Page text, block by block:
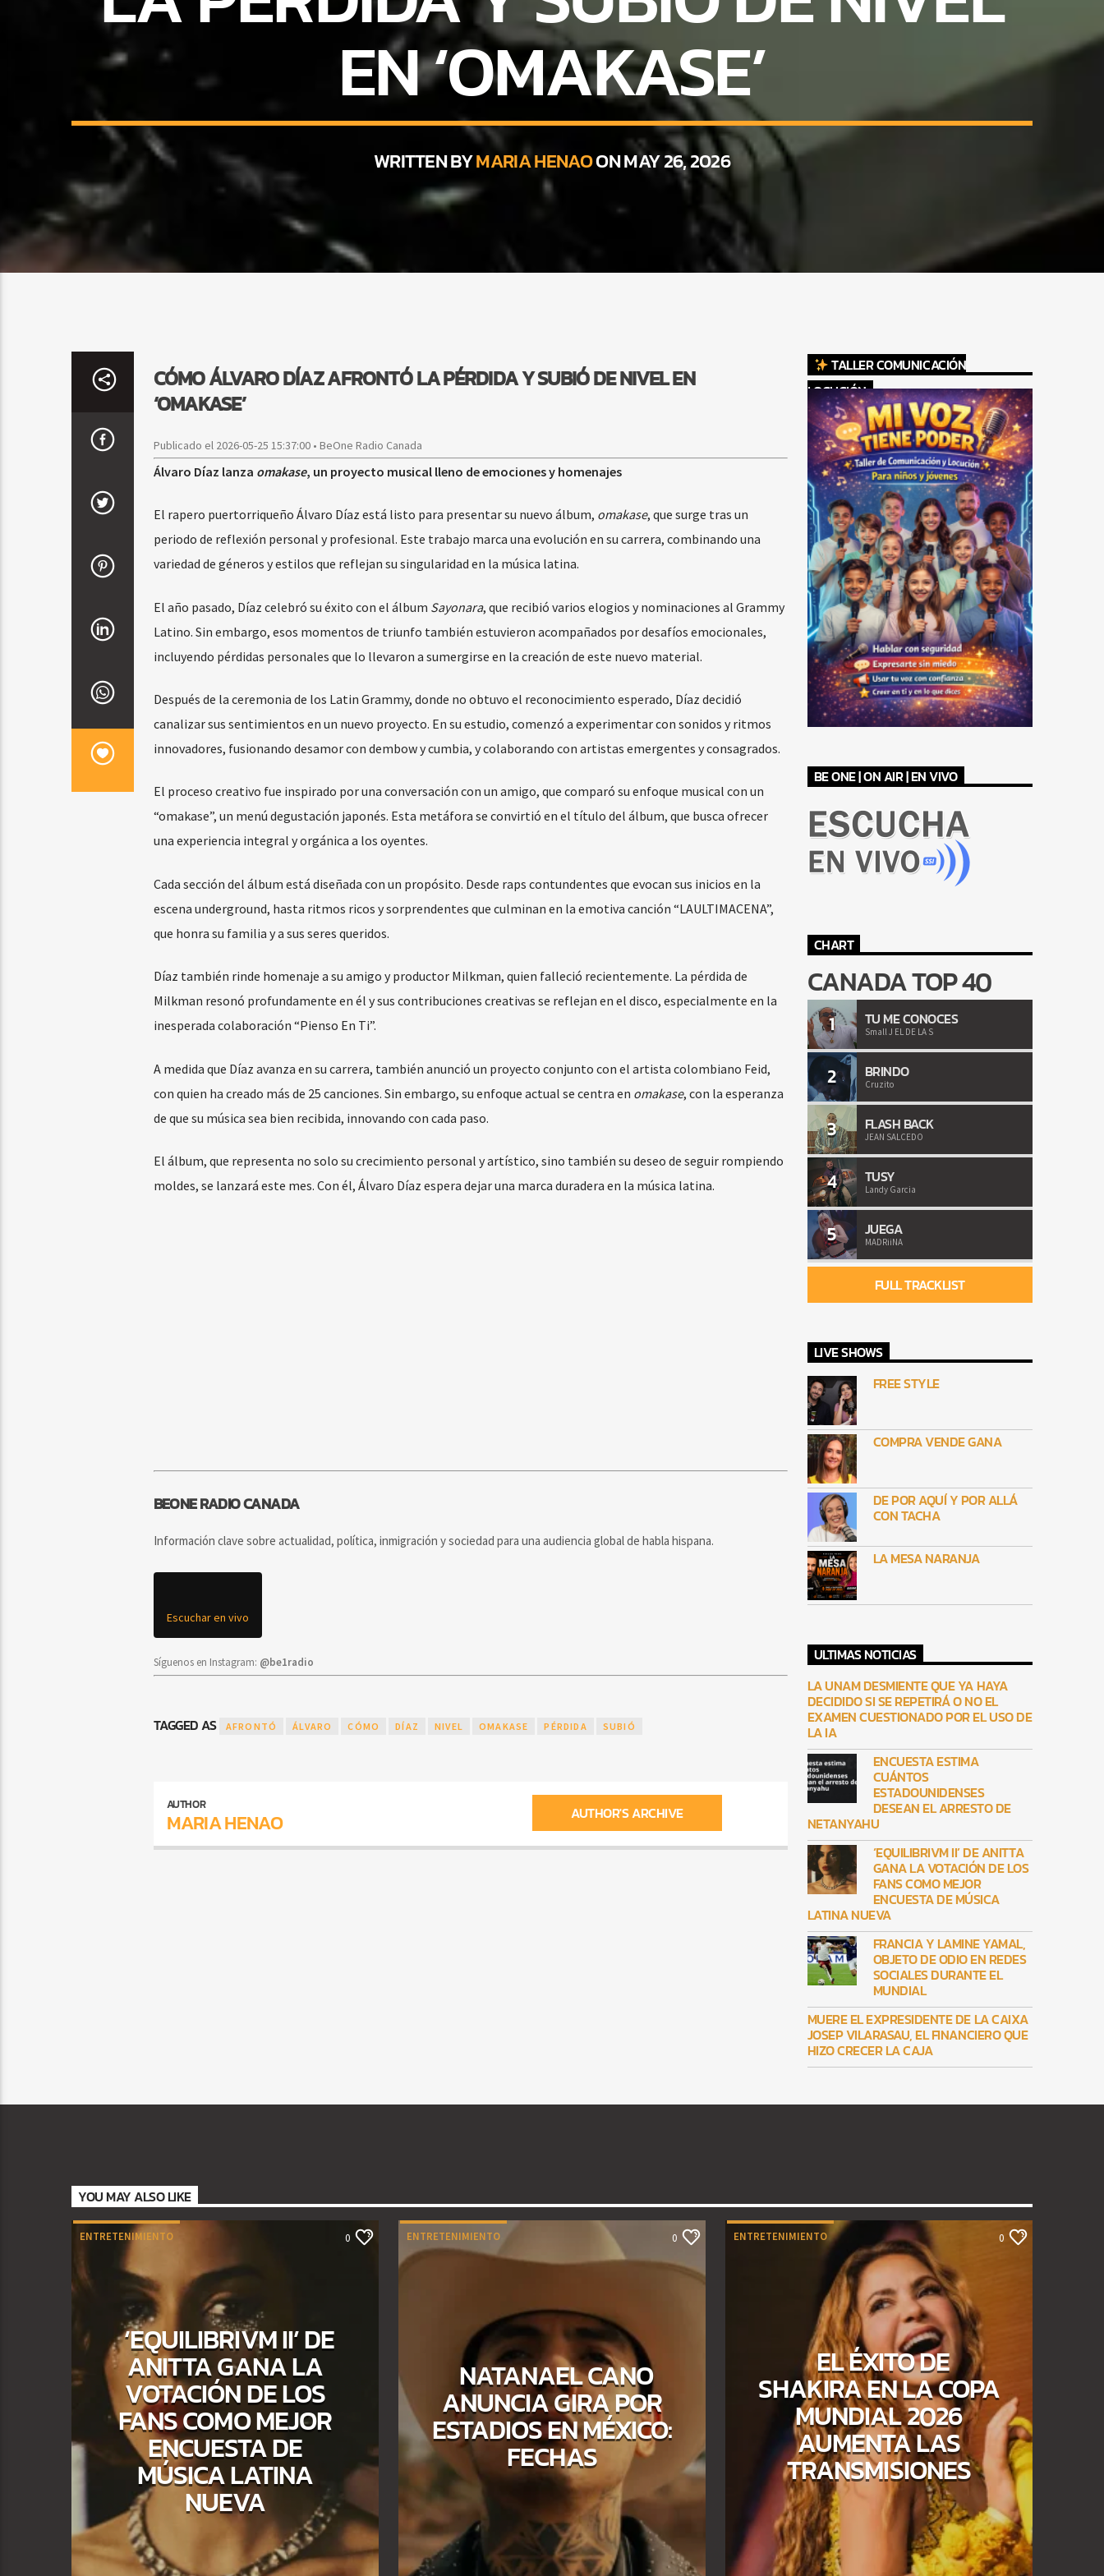
EN ‘OMAKASE’
WRITTEN BYMARIA HENAOON MAY 26, 2026
CÓMO ÁLVARO DÍAZ AFRONTÓ LA PÉRDIDA Y SUBIÓ DE NIVEL EN
‘OMAKASE’
Publicado el 2026-05-25 15:37:00 • BeOne Radio Canada
Álvaro Díaz lanza omakase, un proyecto musical lleno de emociones y homenajes
El rapero puertorriqueño Álvaro Díaz está listo para presentar su nuevo álbum, omakase, que surge tras un
periodo de reflexión personal y profesional. Este trabajo marca una evolución en su carrera, combinando una
variedad de géneros y estilos que reflejan su singularidad en la música latina.
El año pasado, Díaz celebró su éxito con el álbum Sayonara, que recibió varios elogios y nominaciones al Grammy
Latino. Sin embargo, esos momentos de triunfo también estuvieron acompañados por desafíos emocionales,
incluyendo pérdidas personales que lo llevaron a sumergirse en la creación de este nuevo material.
Después de la ceremonia de los Latin Grammy, donde no obtuvo el reconocimiento esperado, Díaz decidió
canalizar sus sentimientos en un nuevo proyecto. En su estudio, comenzó a experimentar con sonidos y ritmos
innovadores, fusionando desamor con dembow y cumbia, y colaborando con artistas emergentes y consagrados.
El proceso creativo fue inspirado por una conversación con un amigo, que comparó su enfoque musical con un
“omakase”, un menú degustación japonés. Esta metáfora se convirtió en el título del álbum, que busca ofrecer
una experiencia integral y orgánica a los oyentes.
Cada sección del álbum está diseñada con un propósito. Desde raps contundentes que evocan sus inicios en la
escena underground, hasta ritmos ricos y sorprendentes que culminan en la emotiva canción “LAULTIMACENA”,
que honra su familia y a sus seres queridos.
Díaz también rinde homenaje a su amigo y productor Milkman, quien falleció recientemente. La pérdida de
Milkman resonó profundamente en él y sus contribuciones creativas se reflejan en el disco, especialmente en la
inesperada colaboración “Pienso En Ti”.
A medida que Díaz avanza en su carrera, también anunció un proyecto conjunto con el artista colombiano Feid,
con quien ha creado más de 25 canciones. Sin embargo, su enfoque actual se centra en omakase, con la esperanza
de que su música sea bien recibida, innovando con cada paso.
El álbum, que representa no solo su crecimiento personal y artístico, sino también su deseo de seguir rompiendo
moldes, se lanzará este mes. Con él, Álvaro Díaz espera dejar una marca duradera en la música latina.
BEONE RADIO CANADA
Información clave sobre actualidad, política, inmigración y sociedad para una audiencia global de habla hispana.
Escuchar en vivo
Síguenos en Instagram: @be1radio
TAGGED AS AFRONTÓ ÁLVARO CÓMO DÍAZ NIVEL OMAKASE PÉRDIDA SUBIÓ
AUTHOR
MARIA HENAO AUTHOR'S ARCHIVE
TALLER COMUNICACIÓN
LOCUCIÓN
BE ONE | ON AIR | EN VIVO
CHART
CANADA TOP 40
1 TU ME CONOCES
Small J EL DE LA S
2 BRINDO
Cruzito
3 FLASH BACK
JEAN SALCEDO
4 TUSY
Landy Garcia
5 JUEGA
MADRiiNA
FULL TRACKLIST
LIVE SHOWS
FREE STYLE
COMPRA VENDE GANA
DE POR AQUÍ Y POR ALLÁ
CON TACHA
LA MESA NARANJA
ULTIMAS NOTICIAS
LA UNAM DESMIENTE QUE YA HAYA
DECIDIDO SI SE REPETIRÁ O NO EL
EXAMEN CUESTIONADO POR EL USO DE
LA IA
ENCUESTA ESTIMA
CUÁNTOS
ESTADOUNIDENSES
DESEAN EL ARRESTO DE
NETANYAHU
‘EQUILIBRIVM II’ DE ANITTA
GANA LA VOTACIÓN DE LOS
FANS COMO MEJOR
ENCUESTA DE MÚSICA
LATINA NUEVA
FRANCIA Y LAMINE YAMAL,
OBJETO DE ODIO EN REDES
SOCIALES DURANTE EL
MUNDIAL
MUERE EL EXPRESIDENTE DE LA CAIXA
JOSEP VILARASAU, EL FINANCIERO QUE
HIZO CRECER LA CAJA
YOU MAY ALSO LIKE
ENTRETENIMIENTO 0
‘EQUILIBRIVM II’ DE
ANITTA GANA LA
VOTACIÓN DE LOS
FANS COMO MEJOR
ENCUESTA DE
MÚSICA LATINA
NUEVA
ENTRETENIMIENTO 0
NATANAEL CANO
ANUNCIA GIRA POR
ESTADIOS EN MÉXICO:
FECHAS
ENTRETENIMIENTO 0
EL ÉXITO DE
SHAKIRA EN LA COPA
MUNDIAL 2026
AUMENTA LAS
TRANSMISIONES